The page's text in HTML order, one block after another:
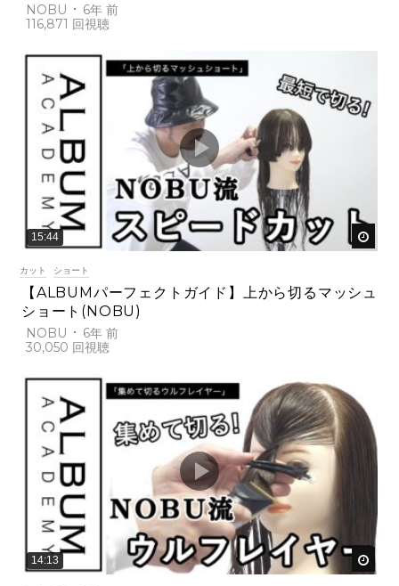
NOBU
6年 前
116,871
15:44
カット ショート
【ALBUMパーフェクトガイド】上から切るマッシュ
ショート(NOBU)
NOBU
6年 前
30,050
14:13